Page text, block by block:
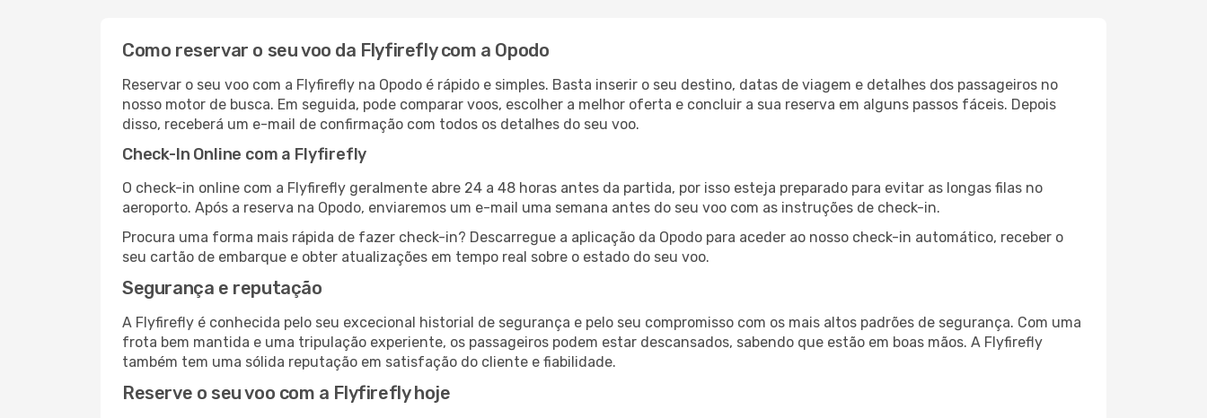
Como reservar o seu voo da Flyfirefly com a Opodo
Reservar o seu voo com a Flyfirefly na Opodo é rápido e simples. Basta inserir o seu destino, datas de viagem e detalhes dos passageiros no
nosso motor de busca. Em seguida, pode comparar voos, escolher a melhor oferta e concluir a sua reserva em alguns passos fáceis. Depois
disso, receberá um e-mail de confirmação com todos os detalhes do seu voo.
Check-In Online com a Flyfirefly
O check-in online com a Flyfirefly geralmente abre 24 a 48 horas antes da partida, por isso esteja preparado para evitar as longas filas no
aeroporto. Após a reserva na Opodo, enviaremos um e-mail uma semana antes do seu voo com as instruções de check-in.
Procura uma forma mais rápida de fazer check-in? Descarregue a aplicação da Opodo para aceder ao nosso check-in automático, receber o
seu cartão de embarque e obter atualizações em tempo real sobre o estado do seu voo.
Segurança e reputação
A Flyfirefly é conhecida pelo seu excecional historial de segurança e pelo seu compromisso com os mais altos padrões de segurança. Com uma
frota bem mantida e uma tripulação experiente, os passageiros podem estar descansados, sabendo que estão em boas mãos. A Flyfirefly
também tem uma sólida reputação em satisfação do cliente e fiabilidade.
Reserve o seu voo com a Flyfirefly hoje